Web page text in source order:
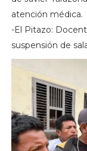
atención médica.
-El Pitazo:
suspensión de